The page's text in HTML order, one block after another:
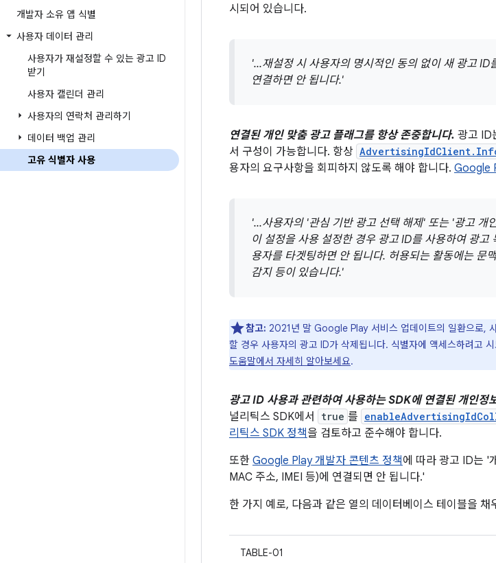
개발자 소유 앱 식별
사용자 데이터 관리
사용자가 재설정할 수 있는 광고 ID
받기
사용자 캘린더 관리
사용자의 연락처 관리하기
데이터 백업 관리
고유 식별자 사용
시되어 있습니다.
'...재설정 시 사용자의 명시적인 동의 없이 새 광고
연결하면 안 됩니다.'
연결된 개인 맞춤 광고 플래그를 항상 존중합니다. 광고 ID
서 구성이 가능합니다. 항상
용자의 요구사항을 회피하지 않도록 해야 합니다. Google
'...사용자의 '관심 기반 광고 선택 해제' 또는 '광고 개
이 설정을 사용 설정한 경우 광고 ID를 사용하여 광
용자를 타겟팅하면 안 됩니다. 허용되는 활동에는 문
감지 등이 있습니다.'
참고: 2021년 말 Google Play 서비스 업데이트의 일환으로,
할 경우 사용자의 광고 ID가 삭제됩니다. 식별자에 액세스하려고
도움말에서 자세히 알아보세요.
광고 ID 사용과 관련하여 사용하는 SDK에 연결된 개인정
널리틱스 SDK에서
true 를
리틱스 SDK 정책을 검토하고 준수해야 합니다.
또한 Google Play 개발자 콘텐츠 정책에 따라 광고 ID는 '
MAC 주소, IMEI 등)에 연결되면 안 됩니다.'
한 가지 예로, 다음과 같은 열의 데이터베이스 테이블을
TABLE-01